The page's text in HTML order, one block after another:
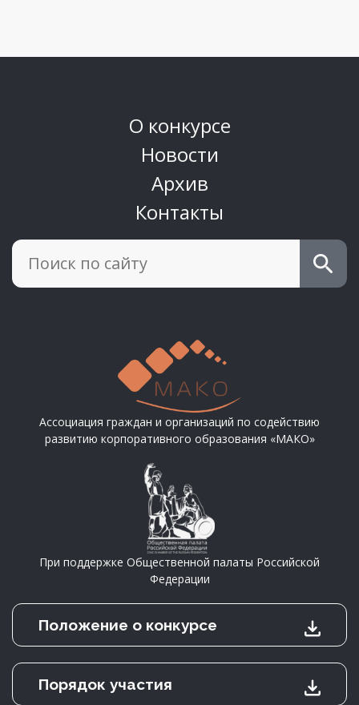
О конкурсе
Новости
Архив
Контакты
Ассоциация граждан и организаций по содействию
развитию корпоративного образования «МАКО»
При поддержке Общественной палаты Российской
Федерации
Положение о конкурсе
Порядок участия